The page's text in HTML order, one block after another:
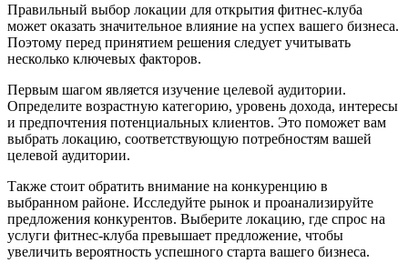
Правильный выбор локации для открытия фитнес-клуба
может оказать значительное влияние на успех вашего бизнеса.
Поэтому перед принятием решения следует учитывать
несколько ключевых факторов.
Первым шагом является изучение целевой аудитории.
Определите возрастную категорию, уровень дохода, интересы
и предпочтения потенциальных клиентов. Это поможет вам
выбрать локацию, соответствующую потребностям вашей
целевой аудитории.
Также стоит обратить внимание на конкуренцию в
выбранном районе. Исследуйте рынок и проанализируйте
предложения конкурентов. Выберите локацию, где спрос на
услуги фитнес-клуба превышает предложение, чтобы
увеличить вероятность успешного старта вашего бизнеса.